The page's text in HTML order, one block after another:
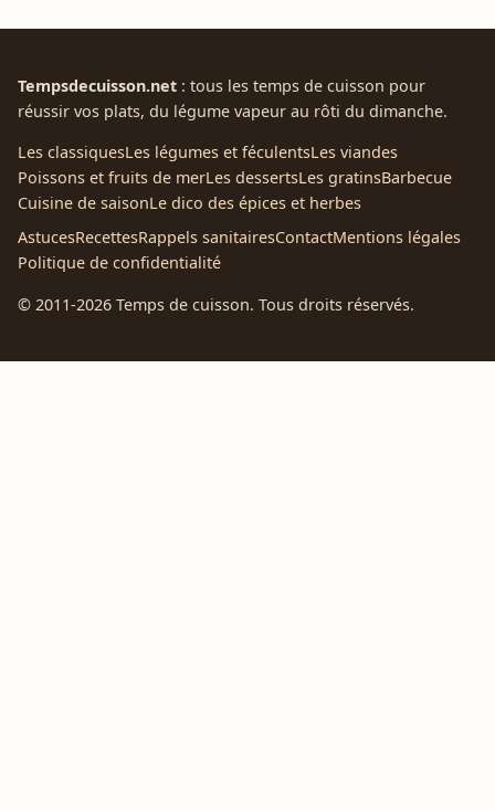
Tempsdecuisson.net : tous les temps de cuisson pour
réussir vos plats, du légume vapeur au rôti du dimanche.
Les classiquesLes légumes et féculentsLes viandes
Poissons et fruits de merLes dessertsLes gratinsBarbecue
Cuisine de saisonLe dico des épices et herbes
AstucesRecettesRappels sanitairesContactMentions légales
Politique de confidentialité
© 2011-2026 Temps de cuisson. Tous droits réservés.